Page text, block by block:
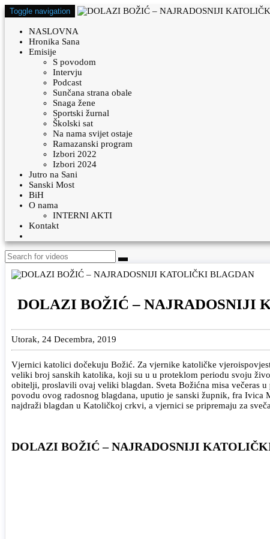
Toggle navigation
NASLOVNA
Hronika Sana
Emisije
S povodom
Intervju
Podcast
Sunčana strana obale
Snaga žene
Sportski žurnal
Školski sat
Na nama svijet ostaje
Ramazanski program
Izbori 2022
Izbori 2024
Jutro na Sani
Sanski Most
BiH
O nama
INTERNI AKTI
Kontakt
DOLAZI BOŽIĆ – NAJRADOSNIJI
Utorak, 24 Decembra, 2019
Vjernici katolici dočekuju Božić. Za vjernike katoličke
veliki broj sanskih katolika, koji su u u proteklom periodu svoju
obitelji, proslavili ovaj veliki blagdan. Sveta Božićna misa večeras
povodu ovog radosnog blagdana, uputio je sanski župnik, fra
najdraži blagdan u Katoličkoj crkvi, a vjernici se pripremaju za
DOLAZI BOŽIĆ – NAJRADOSNIJI